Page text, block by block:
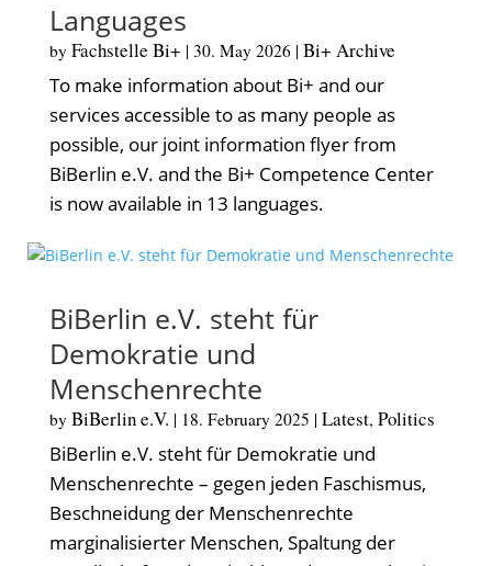
Languages
by Fachstelle Bi+ | 30. May 2026| Bi+ Archive
To make information about Bi+ and our
services accessible to as many people as
possible, our joint information flyer from
BiBerlin e.V. and the Bi+ Competence Center
is now available in 13 languages.
BiBerlin e.V. steht für
Demokratie und
Menschenrechte
by BiBerlin e.V. | 18. February 2025 | Latest, Politics
BiBerlin e.V. steht für Demokratie und
Menschenrechte – gegen jeden Faschismus,
Beschneidung der Menschenrechte
marginalisierter Menschen, Spaltung der